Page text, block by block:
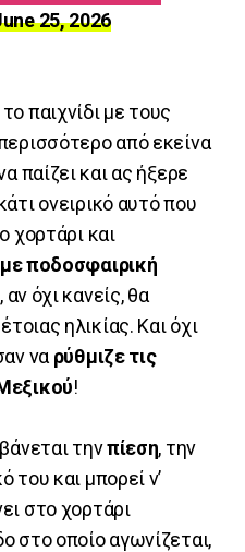
25, 2026
παιχνίδι με τους
από εκείνα
παίζει και ας ήξερε
ονειρικό αυτό που
χορτάρι και
ποδοσφαιρική
όχι κανείς, θα
ηλικίας. Και όχι
να ρύθμιζε τις
!
τηνπίεση, την
του και μπορεί ν’
στο χορτάρι
στο οποίο αγωνίζεται,